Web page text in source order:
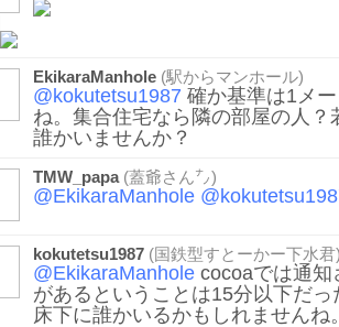
EkikaraManhole (駅からマンホール)
@kokutetsu1987 確か基準は1メ
ね。集合住宅なら隣の部屋の人
誰かいませんか？
TMW_papa(蓋爺さん㌨)
@EkikaraManhole
kokutetsu1987 (国鉄型すとーかー下水君
@EkikaraManhole cocoaでは通
があるということは15分以下だ
床下に誰かいるかもしれませんね